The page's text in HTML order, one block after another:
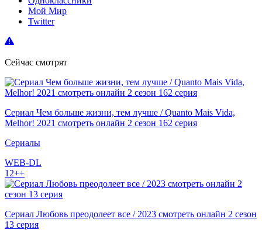
Мой Мир
Twitter
Сейчас смотрят
Сериал Чем больше жизни, тем лучше / Quanto Mais Vida,
Melhor! 2021 смотреть онлайн 2 сезон 162 серия
Сериалы
WEB-DL
12++
Сериал Любовь преодолеет все / 2023 смотреть онлайн 2 сезон
13 серия